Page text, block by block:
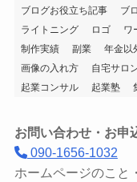
ブログお役立ち記事 ブ
ライトニング
ロゴ ワ
制作実績
副業 年金以
画像の入れ方
自宅サロ
起業コンサル
起業塾
お問い合わせ・お申
090-1656-1032
ホームページのこと